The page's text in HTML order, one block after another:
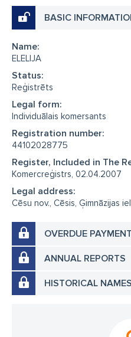
BASIC
Name:
ELELIJA
Status:
Reģistrēts
Legal form:
Individuālais komersants
Registration number:
44102028775
Register, Included in The
Komercreģistrs, 02.04.2007
Legal address:
Cēsu nov., Cēsis, Ģimnāzijas
OVERDUE
ANNUAL REPORTS
HISTORICAL